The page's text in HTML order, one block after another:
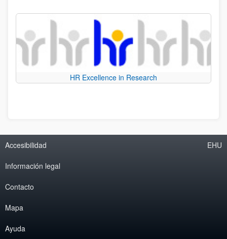
HR Excellence in Research
Accesibilidad
Información legal
Contacto
Mapa
Ayuda
EHU